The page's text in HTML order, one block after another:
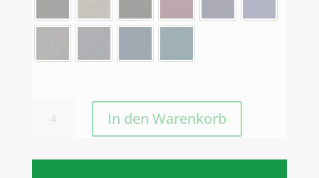
Teppichfliese
In den Warenkorb